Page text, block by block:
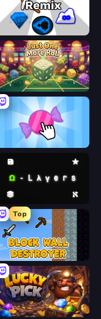
Idle Mine: Remix
Just One More Roll
Candy Clicker 2
Omega Layers
Top
Block Wall Destroyer
Lucky Pick